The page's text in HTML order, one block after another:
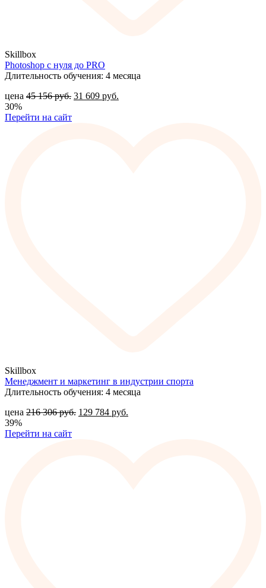
Skillbox
Photoshop с нуля до PRO
Длительность обучения: 4 месяца
цена 45 156руб. 31 609 руб.
30%
Перейти на сайт
Skillbox
Менеджмент и маркетинг в индустрии спорта
Длительность обучения: 4 месяца
цена 216 306руб. 129 784 руб.
39%
Перейти на сайт